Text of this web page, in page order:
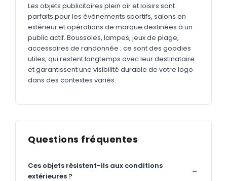
Les objets publicitaires plein air et loisirs sont
parfaits pour les événements sportifs, salons en
extérieur et opérations de marque destinées à un
public actif. Boussoles, lampes, jeux de plage,
accessoires de randonnée : ce sont des goodies
utiles, qui restent longtemps avec leur destinataire
et garantissent une visibilité durable de votre logo
dans des contextes variés.
Questions fréquentes
Ces objets résistent-ils aux conditions
extérieures ?